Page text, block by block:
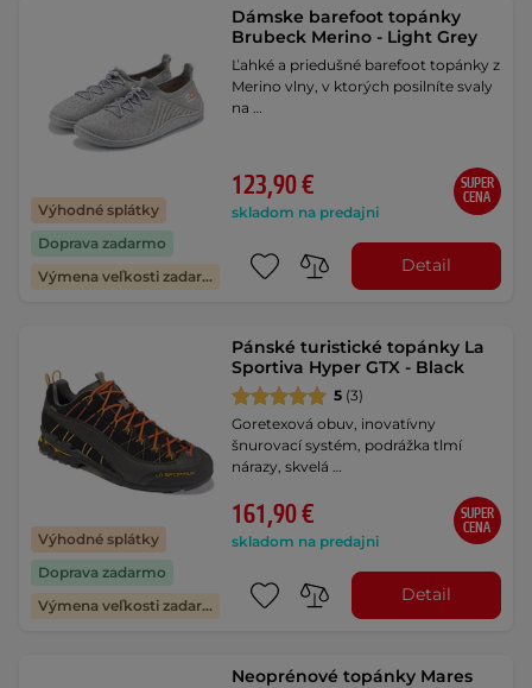
Výhodné splátky
Doprava zadarmo
Výmena veľkosti zadarmo
Dámske barefoot topánky
Brubeck Merino - Light Grey
Ľahké a priedušné barefoot topánky z
Merino vlny, v ktorých posilníte svaly
na …
123,90 €
skladom na predajni
SUPER
CENA
Detail
Výhodné splátky
Doprava zadarmo
Výmena veľkosti zadarmo
Pánské turistické topánky La
Sportiva Hyper GTX - Black
5 (3)
Goretexová obuv, inovatívny
šnurovací systém, podrážka tlmí
nárazy, skvelá …
161,90 €
skladom na predajni
SUPER
CENA
Detail
Neoprénové topánky Mares